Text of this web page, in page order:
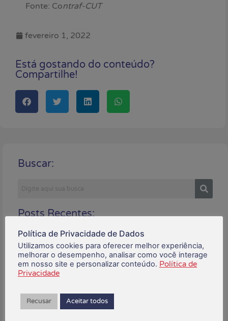
Fonte: Contraf-CUT
fevereiro 1, 2022
Está gostando do conteúdo?
Compartilhe!
Buscar:
Posts Recentes:
Política de Privacidade de Dados
Utilizamos cookies para oferecer melhor experiência,
melhorar o desempenho, analisar como você interage
em nosso site e personalizar conteúdo. Política de
Privacidade
Recusar Aceitar todos